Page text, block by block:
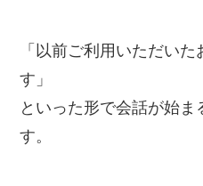
「以前ご利用いただい
す」
といった形で会話が始ま
す。